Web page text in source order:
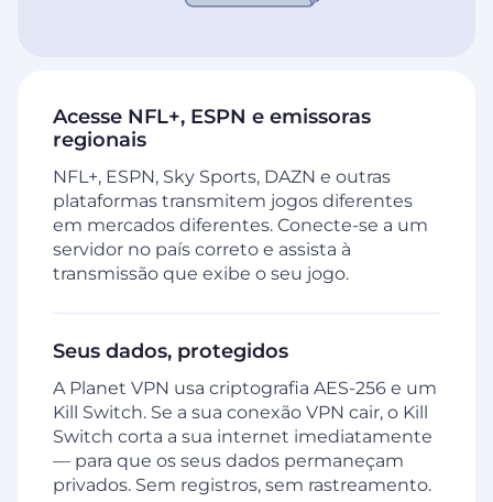
Acesse NFL+, ESPN e emissoras
regionais
NFL+, ESPN, Sky Sports, DAZN e outras
plataformas transmitem jogos diferentes
em mercados diferentes. Conecte-se a um
servidor no país correto e assista à
transmissão que exibe o seu jogo.
Seus dados, protegidos
A Planet VPN usa criptografia AES-256 e um
Kill Switch. Se a sua conexão VPN cair, o Kill
Switch corta a sua internet imediatamente
— para que os seus dados permaneçam
privados. Sem registros, sem rastreamento.